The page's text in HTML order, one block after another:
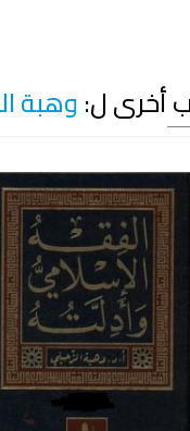
أخرى ل:وهبة